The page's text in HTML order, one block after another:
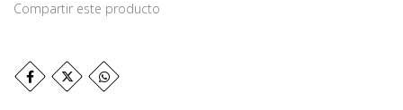
Compartir este producto